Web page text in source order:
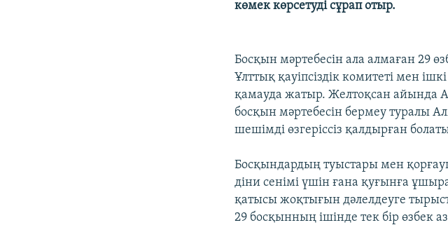
көмек көрсетуді сұрап отыр.
Босқын мәртебесін ала алмаған 29
Ұлттық қауіпсіздік комитеті мен
қамауда жатыр. Желтоқсан айында
босқын мәртебесін бермеу туралы
шешімді өзгеріссіз қалдырған
Босқындардың туыстары мен
діни сенімі үшін ғана қуғынға
қатысы жоқтығын дәлелдеуге
29 босқынның ішінде тек бір өзбек